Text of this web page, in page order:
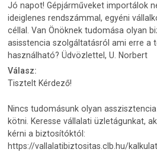
Jó napot! Gépjárműveket importálok
ideiglenes rendszámmal, egyéni
céllal. Van Önöknek tudomása olyan
asisstencia szolgáltatásról ami erre a
használható? Üdvözlettel, U. Norbert
Válasz:
Tisztelt Kérdező!
Nincs tudomásunk olyan
kötni. Keresse vállalati üzletágunkat,
kérni a biztosítóktól:
https://vallalatibiztositas.clb.hu/